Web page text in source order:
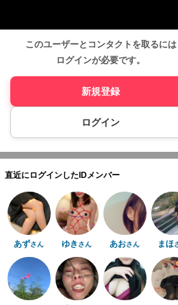
このユーザーとコンタクトを取るには
ログインが必要です。
新規登録
ログイン
直近にログインしたIDメンバー
あずさん ゆき さん あおさん まほ